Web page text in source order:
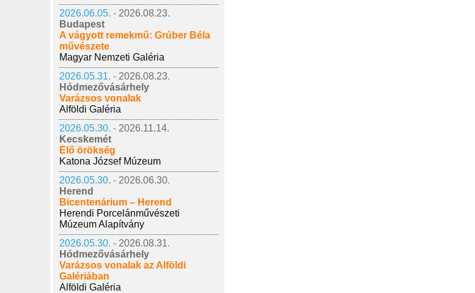
2026.06.05. - 2026.08.23.
Budapest
A vágyott remekmű: Grúber Béla
művészete
Magyar Nemzeti Galéria
2026.05.31. - 2026.08.23.
Hódmezővásárhely
Varázsos vonalak
Alföldi Galéria
2026.05.30. - 2026.11.14.
Kecskemét
Élő örökség
Katona József Múzeum
2026.05.30. - 2026.06.30.
Herend
Bicentenárium – Herend
Herendi Porcelánművészeti
Múzeum Alapítvány
2026.05.30. - 2026.08.31.
Hódmezővásárhely
Varázsos vonalak az Alföldi
Galériában
Alföldi Galéria